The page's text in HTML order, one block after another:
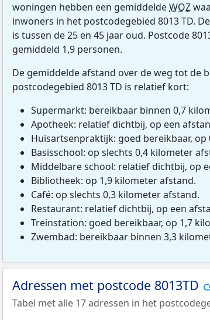
woningen hebben een gemiddeldeWOZ
inwoners in het postcodegebied 8013 TD.
is tussen de 25 en 45 jaar oud. Postcode
gemiddeld 1,9 personen.
De gemiddelde afstand over de weg tot de
postcodegebied 8013 TD is relatief kort:
Supermarkt: bereikbaar binnen 0,7
Apotheek: relatief dichtbij, op een
Huisartsenpraktijk: goed bereikbaar, op
Basisschool: op slechts 0,4 kilometer
Middelbare school: relatief dichtbij, op
Bibliotheek: op 1,9 kilometer afstand.
Café: op slechts 0,3 kilometer afstand.
Restaurant: relatief dichtbij, op een
Treinstation: goed bereikbaar, op 1,7
Zwembad: bereikbaar binnen 3,3
Adressen met postcode 8013TD
Tabel met alle 17 adressen in het